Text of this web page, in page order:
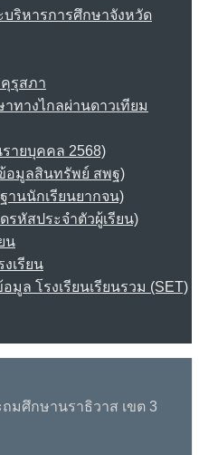
ริหารการศึกษาจังหวัด
รุสภา
ทางไกลผ่านดาวเทียม
ายบุคคล 2568)
อมูลสินทรัพย์ สพฐ)
านนักเรียนยากจน)
รหัสประจำตัวผู้เรียน)
น
เรียน
มูล โรงเรียนเรียนรวม (SET)
มศึกษานราธิวาส เขต 3